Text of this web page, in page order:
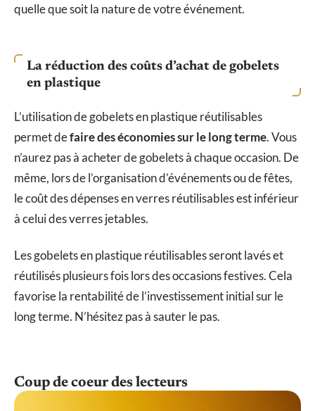
quelle que soit la nature de votre événement.
La réduction des coûts d’achat de gobelets
en plastique
L’utilisation de gobelets en plastique réutilisables
permet defaire des économies sur le long terme. Vous
n’aurez pas à acheter de gobelets à chaque occasion. De
même, lors de l’organisation d’événements ou de fêtes,
le coût des dépenses en verres réutilisables est inférieur
à celui des verres jetables.
Les gobelets en plastique réutilisables seront lavés et
réutilisés plusieurs fois lors des occasions festives. Cela
favorise la rentabilité de l’investissement initial sur le
long terme. N’hésitez pas à sauter le pas.
Coup de coeur des lecteurs